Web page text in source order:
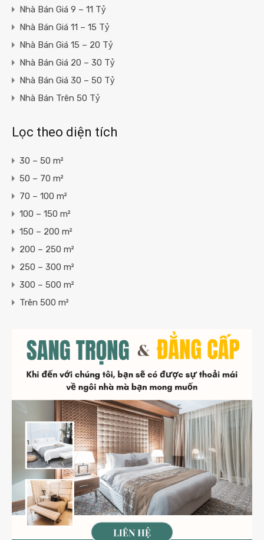
Nhà Bán Giá 9 – 11 Tỷ
Nhà Bán Giá 11 – 15 Tỷ
Nhà Bán Giá 15 – 20 Tỷ
Nhà Bán Giá 20 – 30 Tỷ
Nhà Bán Giá 30 – 50 Tỷ
Nhà Bán Trên 50 Tỷ
Lọc theo diện tích
30 – 50 m²
50 – 70 m²
70 – 100 m²
100 – 150 m²
150 – 200 m²
200 – 250 m²
250 – 300 m²
300 – 500 m²
Trên 500 m²